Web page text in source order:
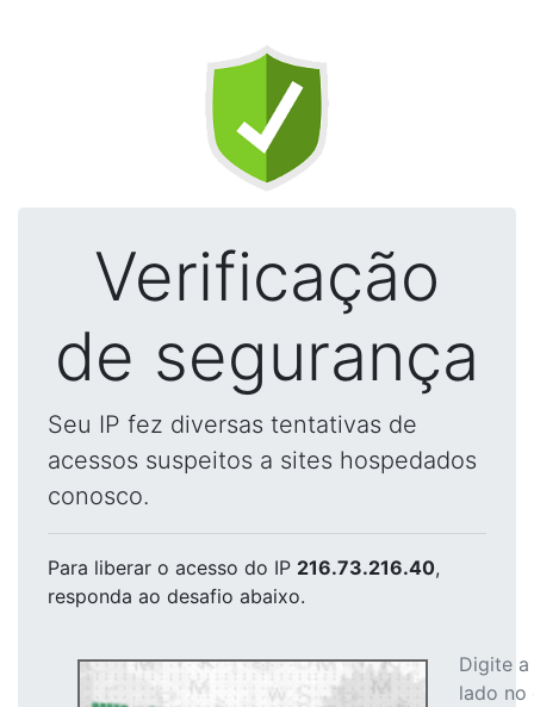
Verificação
de segurança
Seu IP fez diversas tentativas de
acessos suspeitos a sites hospedados
conosco.
Para liberar o acesso do IP 216.73.216.40,
responda ao desafio abaixo.
Digite
lado no